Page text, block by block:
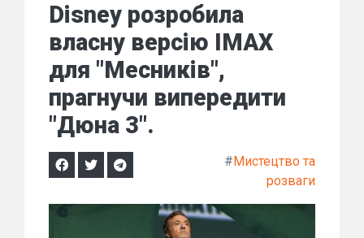
Disney розробила
власну версію IMAX
для "Месників",
прагнучи випередити
"Дюна 3".
#Мистецтво та
розваги